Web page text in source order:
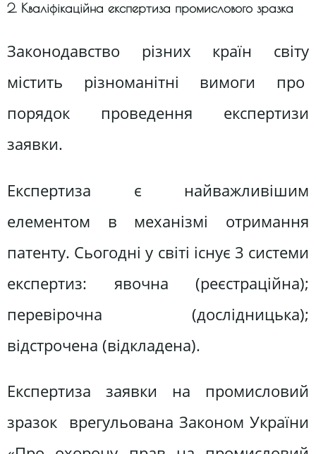
2. Кваліфікаційна експертиза промислового зразка
Законодавство різних країн світу
містить різноманітні вимоги про
порядок проведення експертизи
заявки.
Експертиза є найважливішим
елементом в механізмі отримання
патенту. Сьогодні у світі існує 3 системи
експертиз: явочна (реєстраційна);
перевірочна (дослідницька);
відстрочена (відкладена).
Експертиза заявки на промисловий
зразок врегульована Законом України